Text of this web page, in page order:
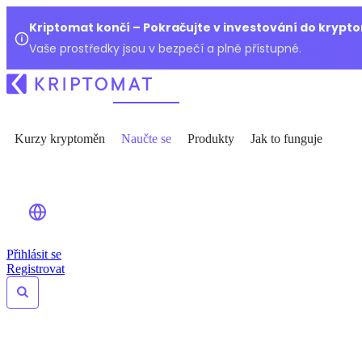
Kriptomat končí – Pokračujte v investování do
Vaše prostředky jsou v bezpečí a plně přístupné.
Kurzy kryptoměn Naučte se Produkty Jak to funguje
Přihlásit se
Registrovat